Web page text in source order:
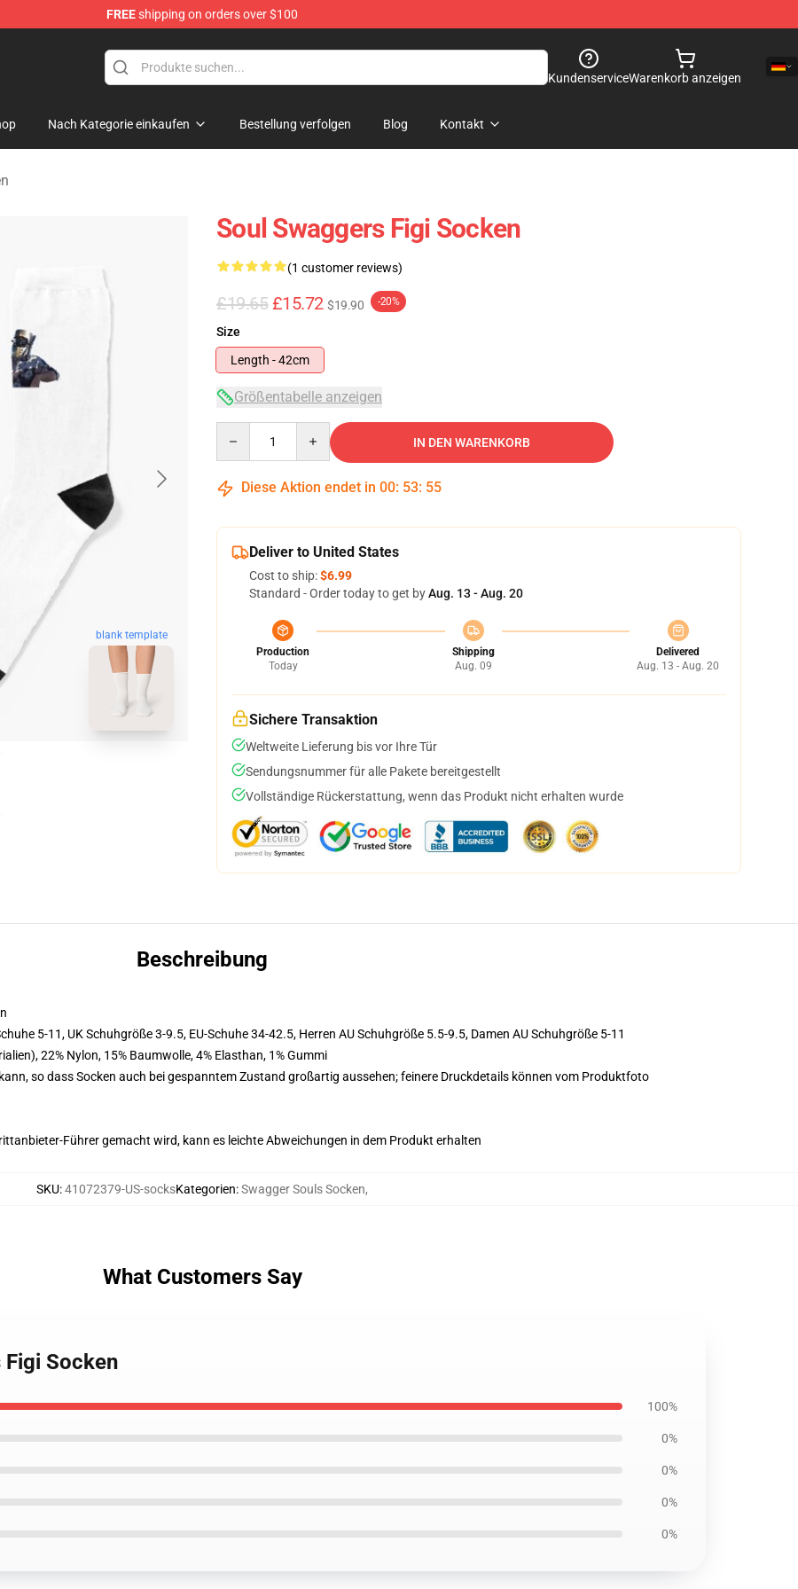
FREEshipping on orders over $100
KundenserviceWarenkorb anzeigen
Nach Kategorie einkaufen Bestellung verfolgen Blog Kontakt
blank template
Soul Swaggers Figi Socken
(1 customer reviews)
£19.65 £15.72 $19.90 -20%
Size
Length - 42cm
Größentabelle anzeigen
IN DEN WARENKORB
Diese Aktion endet in 00: 53: 55
Deliver to United States
Cost to ship:$6.99
Standard - Order today to get byAug. 13 - Aug. 20
Production
Today
Shipping
Aug. 09
Delivered
Aug. 13 - Aug. 20
Sichere Transaktion
Weltweite Lieferung bis vor Ihre Tür
Sendungsnummer für alle Pakete bereitgestellt
Vollständige Rückerstattung, wenn das Produkt nicht erhalten wurde
Beschreibung
5-11, UK Schuhgröße 3-9.5, EU-Schuhe 34-42.5, Herren AU Schuhgröße 5.5-9.5, Damen AU Schuhgröße 5-11
22% Nylon, 15% Baumwolle, 4% Elasthan, 1% Gummi
so dass Socken auch bei gespanntem Zustand großartig aussehen; feinere Druckdetails können vom Produktfoto
Führer gemacht wird, kann es leichte Abweichungen in dem Produkt erhalten
SKU:41072379-US-socksKategorien:Swagger Souls Socken,
What Customers Say
Socken
100%
0%
0%
0%
0%